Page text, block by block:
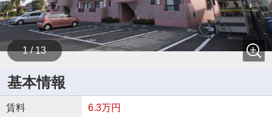
1 / 13
基本情報
賃料 6.3万円